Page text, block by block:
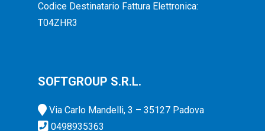
Codice Destinatario Fattura Elettronica:
T04ZHR3
SOFTGROUP S.R.L.
Via Carlo Mandelli, 3 – 35127 Padova
0498935363